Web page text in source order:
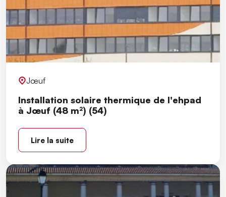
Jœuf
Installation solaire thermique de l'ehpad
à Jœuf (48 m²) (54)
Lire la suite